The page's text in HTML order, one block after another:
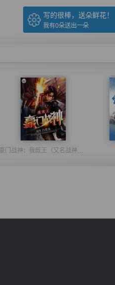
写的很棒，送朵鲜花！
我有0朵送出一朵
豪门战神：我既王（又名战神归来不败神婿修罗战神）